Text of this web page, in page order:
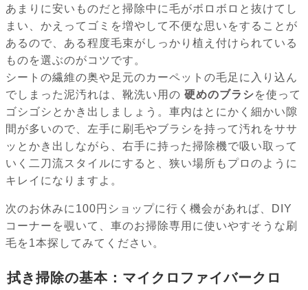
あまりに安いものだと掃除中に毛がボロボロと抜けてし
まい、かえってゴミを増やして不便な思いをすることが
あるので、ある程度毛束がしっかり植え付けられている
ものを選ぶのがコツです。
シートの繊維の奥や足元のカーペットの毛足に入り込ん
でしまった泥汚れは、靴洗い用の 硬めのブラシを使って
ゴシゴシとかき出しましょう。車内はとにかく細かい隙
間が多いので、左手に刷毛やブラシを持って汚れをササ
ッとかき出しながら、右手に持った掃除機で吸い取って
いく二刀流スタイルにすると、狭い場所もプロのように
キレイになりますよ。
次のお休みに100円ショップに行く機会があれば、DIY
コーナーを覗いて、車のお掃除専用に使いやすそうな刷
毛を1本探してみてください。
拭き掃除の基本：マイクロファイバークロ